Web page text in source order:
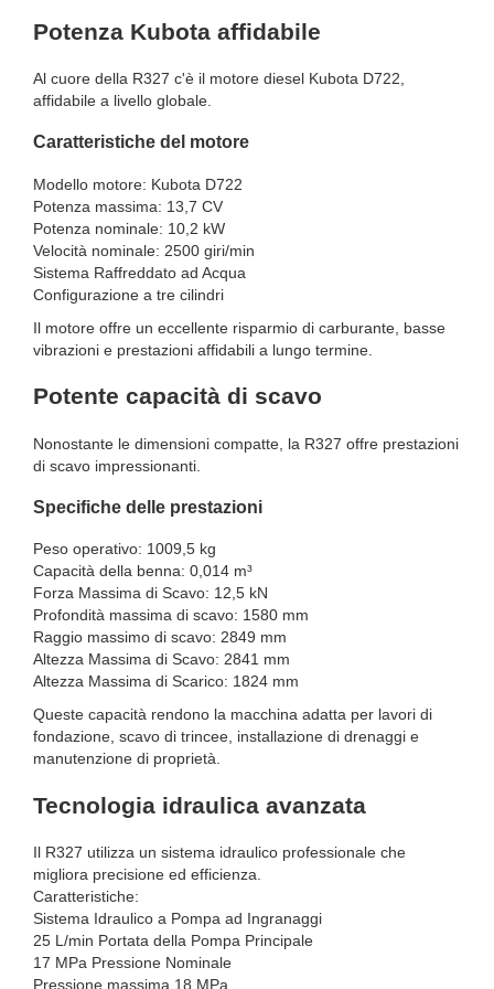
Potenza Kubota affidabile
Al cuore della R327 c'è il motore diesel Kubota D722,
affidabile a livello globale.
Caratteristiche del motore
Modello motore: Kubota D722
Potenza massima: 13,7 CV
Potenza nominale: 10,2 kW
Velocità nominale: 2500 giri/min
Sistema Raffreddato ad Acqua
Configurazione a tre cilindri
Il motore offre un eccellente risparmio di carburante, basse
vibrazioni e prestazioni affidabili a lungo termine.
Potente capacità di scavo
Nonostante le dimensioni compatte, la R327 offre prestazioni
di scavo impressionanti.
Specifiche delle prestazioni
Peso operativo: 1009,5 kg
Capacità della benna: 0,014 m³
Forza Massima di Scavo: 12,5 kN
Profondità massima di scavo: 1580 mm
Raggio massimo di scavo: 2849 mm
Altezza Massima di Scavo: 2841 mm
Altezza Massima di Scarico: 1824 mm
Queste capacità rendono la macchina adatta per lavori di
fondazione, scavo di trincee, installazione di drenaggi e
manutenzione di proprietà.
Tecnologia idraulica avanzata
Il R327 utilizza un sistema idraulico professionale che
migliora precisione ed efficienza.
Caratteristiche:
Sistema Idraulico a Pompa ad Ingranaggi
25 L/min Portata della Pompa Principale
17 MPa Pressione Nominale
Pressione massima 18 MPa